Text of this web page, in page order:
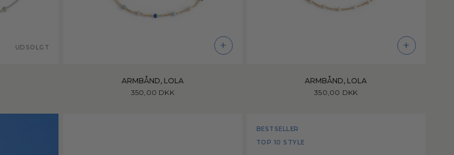
UDSOLGT +
ARMBÅND, LOLA
350,00 DKK
+
ARMBÅND, LOLA
350,00 DKK
BESTSELLER
TOP 10 STYLE